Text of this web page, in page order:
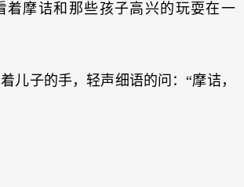
着摩诘和那些孩子高兴的玩耍在一
儿子的手，轻声细语的问：“摩诘，